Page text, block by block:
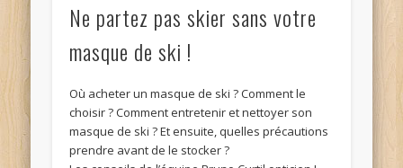
Ne partez pas skier sans votre
masque de ski !
Où acheter un masque de ski ? Comment le
choisir ? Comment entretenir et nettoyer son
masque de ski ? Et ensuite, quelles précautions
prendre avant de le stocker ?